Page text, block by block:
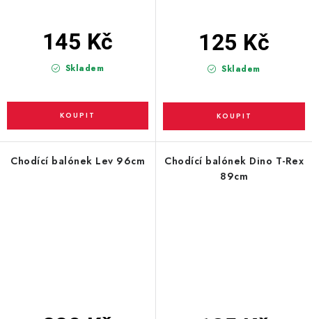
Skladem
145 Kč
Skladem
125 Kč
Chodící balónek Lev 96cm
Chodící balónek Dino T-Rex
89cm